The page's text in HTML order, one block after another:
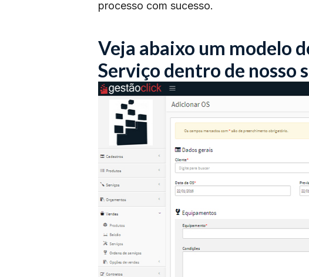
processo com sucesso.
Veja abaixo um modelo
Serviço dentro de nosso